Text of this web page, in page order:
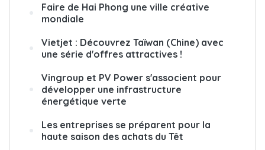
Faire de Hai Phong une ville créative
mondiale
Vietjet : Découvrez Taïwan (Chine) avec
une série d'offres attractives !
Vingroup et PV Power s'associent pour
développer une infrastructure
énergétique verte
Les entreprises se préparent pour la
haute saison des achats du Têt